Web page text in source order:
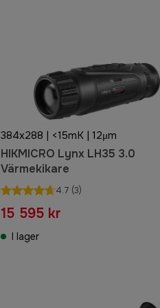
384x288 | <15mK | 12μm
HIKMICRO Lynx LH35 3.0
Värmekikare
4.7 (3)
15 595 kr
I lager